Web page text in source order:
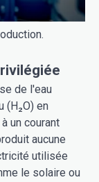
de l'eau
(H₂O) en
un courant
aucune
utilisée
le solaire ou